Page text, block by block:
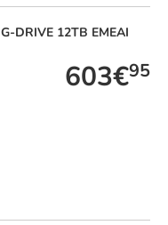
G-DRIVE 12TB EMEAI
603€95